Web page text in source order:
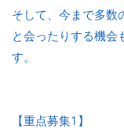
そして、今まで多数
と会ったりする機会
す。
【重点募集1】